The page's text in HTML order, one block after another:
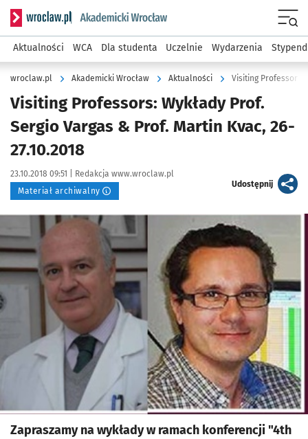
Serwis informacyjny wroclaw.pl podserwis: Akademicki
Aktualności WCA Dla studenta Uczelnie Wydarzenia
wroclaw.pl Akademicki Wrocław Aktualności Visiting Professors:
Visiting Professors: Wykłady Prof.
Sergio Vargas & Prof. Martin Kvac, 26-
27.10.2018
Data publikacji:
23.10.2018 09:51 | Autor:
Redakcja www.wroclaw.pl
Materiał archiwalny
Udostępnijartykuł
Kliknij, aby powiększyć
Zapraszamy na wykłady w ramach konferencji "4th